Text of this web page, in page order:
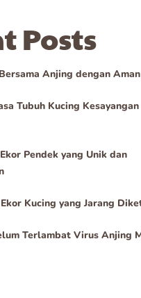
Posts
Anjing dengan
Tubuh Kucing
Pendek yang Unik dan
Kucing yang Jarang
Terlambat Virus Anjing